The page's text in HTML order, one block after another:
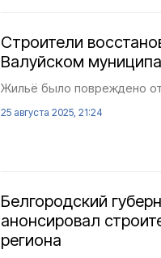
Строители
Валуйском
Жильё было повреждено
25 августа 2025, 21:24
Белгородский
анонсировал
региона